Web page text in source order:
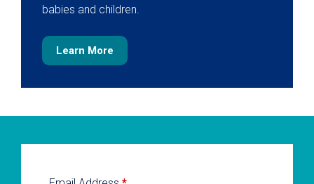
babies and children.
Learn More